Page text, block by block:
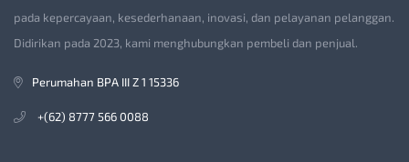
pada kepercayaan, kesederhanaan, inovasi, dan pelayanan pelanggan.
Didirikan pada 2023, kami menghubungkan pembeli dan penjual.
Perumahan BPA III Z 1 15336
+(62) 8777 566 0088